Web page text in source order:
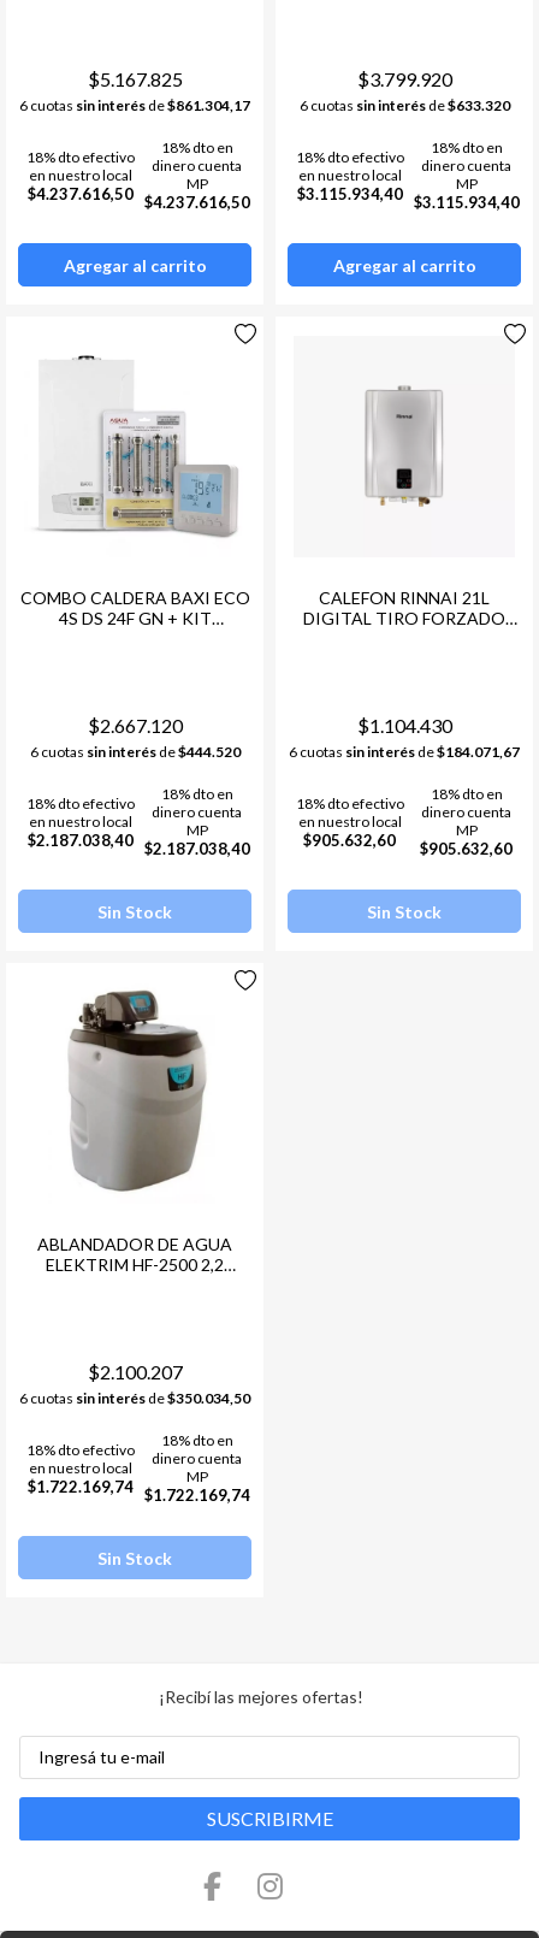
$5.167.825
6 cuotas sin interés de$861.304,17
18% dto efectivo
en nuestro local
$4.237.616,50
18% dto en
dinero cuenta
MP
$4.237.616,50
Agregar al carrito
$3.799.920
6 cuotas sin interésde$633.320
18% dto efectivo
en nuestro local
$3.115.934,40
18% dto en
dinero cuenta
MP
$3.115.934,40
Agregar al carrito
COMBO CALDERA BAXI ECO
4S DS 24F GN + KIT
$2.667.120
6 cuotas sin interésde$444.520
18% dto efectivo
en nuestro local
$2.187.038,40
18% dto en
dinero cuenta
MP
$2.187.038,40
Sin Stock
CALEFON RINNAI 21L
DIGITAL TIRO FORZADO
$1.104.430
6 cuotas sin interés de$184.071,67
18% dto efectivo
en nuestro local
$905.632,60
18% dto en
dinero cuenta
MP
$905.632,60
Sin Stock
ABLANDADOR DE AGUA
ELEKTRIM HF-2500 2,2
$2.100.207
6 cuotas sin interés de$350.034,50
18% dto efectivo
en nuestro local
$1.722.169,74
18% dto en
dinero cuenta
MP
$1.722.169,74
Sin Stock
¡Recibí las mejores ofertas!
SUSCRIBIRME